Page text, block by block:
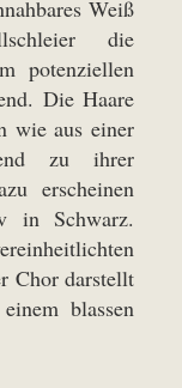
Weiß
die
potenziellen
Die Haare
wie aus einer
zu ihrer
erscheinen
in Schwarz.
Chor darstellt
blassen